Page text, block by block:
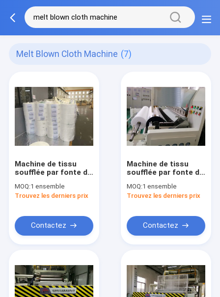
Melt Blown Cloth Machine (7)
Machine de tissu
soufflée par fonte de
tissé faisant à
machine blanc et
avec le trou de 2400
filières
MOQ:1 ensemble
Trouvez les derniers prix
Contactez
Machine de tissu
soufflée par fonte de
inoxydable 1600mm
pour le matériel de
MOQ:1 ensemble
Trouvez les derniers prix
Contactez